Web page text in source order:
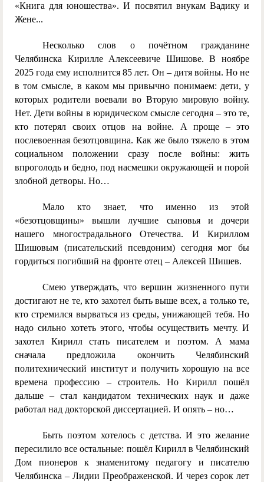
«Книга для юношества». И посвятил внукам Вадику и
Жене...
Несколько слов о почётном гражданине
Челябинска Кирилле Алексеевиче Шишове. В ноябре
2025 года ему исполнится 85 лет. Он – дитя войны. Но не
в том смысле, в каком мы привычно понимаем: дети, у
которых родители воевали во Вторую мировую войну.
Нет. Дети войны в юридическом смысле сегодня – это те,
кто потерял своих отцов на войне. А проще – это
послевоенная безотцовщина. Как же было тяжело в этом
социальном положении сразу после войны: жить
впроголодь и бедно, под насмешки окружающей и порой
злобной детворы. Но…
Мало кто знает, что именно из этой
«безотцовщины» вышли лучшие сыновья и дочери
нашего многострадального Отечества. И Кириллом
Шишовым (писательский псевдоним) сегодня мог бы
гордиться погибший на фронте отец – Алексей Шишев.
Смею утверждать, что вершин жизненного пути
достигают не те, кто захотел быть выше всех, а только те,
кто стремился вырваться из среды, унижающей тебя. Но
надо сильно хотеть этого, чтобы осуществить мечту. И
захотел Кирилл стать писателем и поэтом. А мама
сначала предложила окончить Челябинский
политехнический институт и получить хорошую на все
времена профессию – строитель. Но Кирилл пошёл
дальше – стал кандидатом технических наук и даже
работал над докторской диссертацией. И опять – но…
Быть поэтом хотелось с детства. И это желание
пересилило все остальные: пошёл Кирилл в Челябинский
Дом пионеров к знаменитому педагогу и писателю
Челябинска – Лидии Преображенской. И через сорок лет